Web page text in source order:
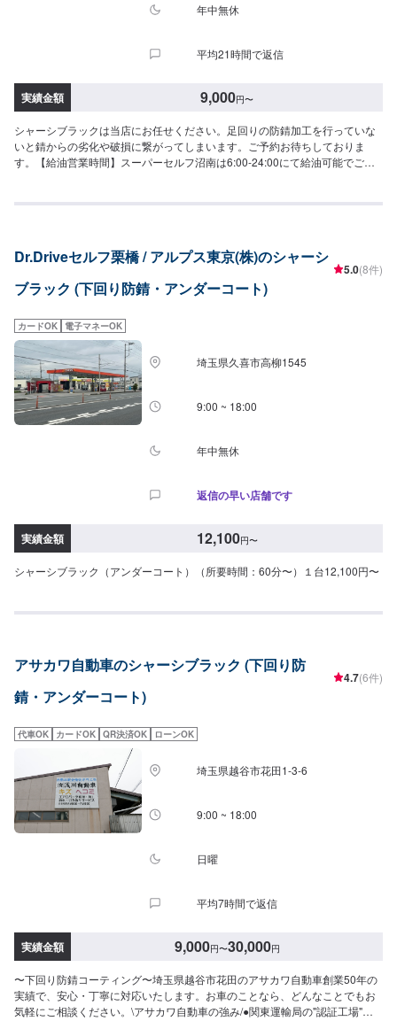
年中無休
平均21時間で返信
実績金額 9,000円〜
シャーシブラックは当店にお任せください。足回りの防錆加工を行っていな
いと錆からの劣化や破損に繋がってしまいます。ご予約お待ちしておりま
す。【給油営業時間】スーパーセルフ沼南は6:00-24:00にて給油可能でござ
Dr.Driveセルフ栗橋 / アルプス東京(株)のシャーシ
ブラック (下回り防錆・アンダーコート)
5.0(8件)
カードOK 電子マネーOK
埼玉県久喜市高柳1545
9:00 ~ 18:00
年中無休
返信の早い店舗です
実績金額 12,100円〜
シャーシブラック（アンダーコート）（所要時間：60分〜）１台12,100円〜
アサカワ自動車のシャーシブラック (下回り防
錆・アンダーコート)
4.7(6件)
代車OK カードOK QR決済OK ローンOK
埼玉県越谷市花田1-3-6
9:00 ~ 18:00
日曜
平均7時間で返信
実績金額 9,000円〜30,000円
〜下回り防錆コーティング〜埼玉県越谷市花田のアサカワ自動車創業50年の
実績で、安心・丁寧に対応いたします。お車のことなら、どんなことでもお
気軽にご相談ください。\アサカワ自動車の強み/●関東運輸局の"認証工場"国